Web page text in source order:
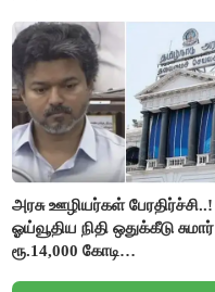
கேள்வி..!
அரசு ஊழியர்கள் பேரதிர்ச்சி..!
ஓய்வூதிய நிதி ஒதுக்கீடு சுமார்
ரூ.14,000 கோடி